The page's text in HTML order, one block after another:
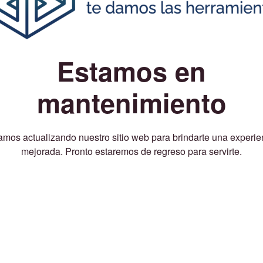
Estamos en
mantenimiento
actualizando nuestro sitio web para brindarte una
mejorada. Pronto estaremos de regreso para servirte.